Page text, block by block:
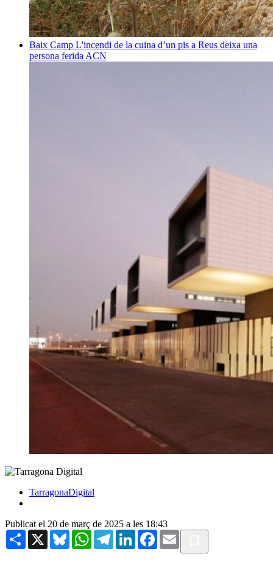
Baix Camp L'incendi de la cuina d’un pis a Reus deixa una
persona ferida ACN
TarragonaDigital
Publicat el 20 de març de 2025 a les 18:43
Share X BlueskyWhatsAppTelegramLinkedInFacebook
Email